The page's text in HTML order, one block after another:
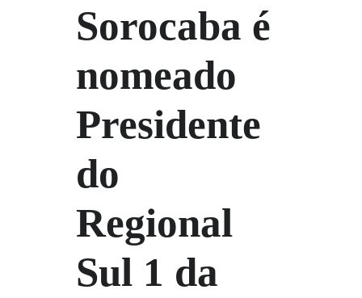
Sorocaba é
nomeado
Presidente
do
Regional
Sul 1 da